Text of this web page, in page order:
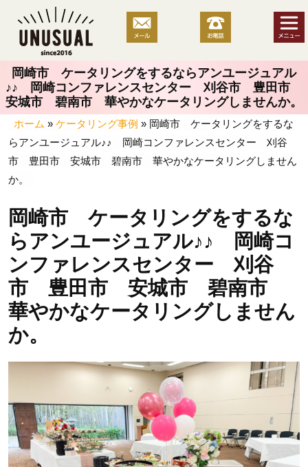
へ
ス
岡崎市 ケータリングをするならアンユージュアル
♪♪ 岡崎コンファレンスセンター 刈谷市 豊田市
安城市 碧南市 華やかなケータリングしませんか。
ホーム » ケータリング事例 » 岡崎市 ケータリングをするな
らアンユージュアル♪♪ 岡崎コンファレンスセンター 刈谷
市 豊田市 安城市 碧南市 華やかなケータリングしません
か。
岡崎市 ケータリングをするな
らアンユージュアル♪♪ 岡崎コ
ンファレンスセンター 刈谷
市 豊田市 安城市 碧南市
華やかなケータリングしません
か。